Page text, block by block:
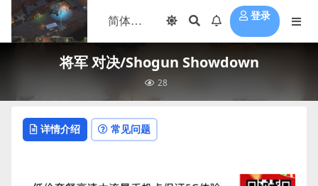
登录
将军 对决/Shogun Showdown
28
详情介绍 常见问题